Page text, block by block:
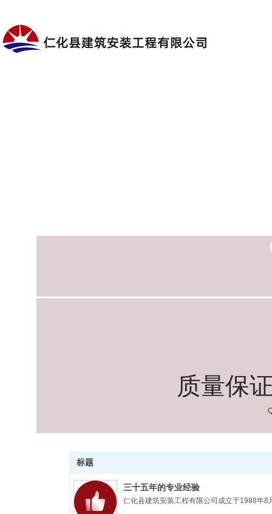
质量保
标题
三十五年的专业经验
仁化县建筑安装工程有限公司成立于1988年8